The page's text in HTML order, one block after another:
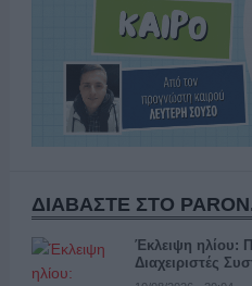
ΔΙΑΒΑΣΤΕ ΣΤΟ
Έκλειψη ηλίου:
Διαχειριστές